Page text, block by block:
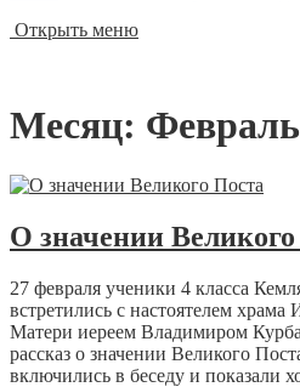
Открыть меню
Месяц:
О значении
27 февраля ученики 4 класса
встретились с настоятелем
Матери иереем Владимиром
рассказ о значении Великого
включились в беседу и показали